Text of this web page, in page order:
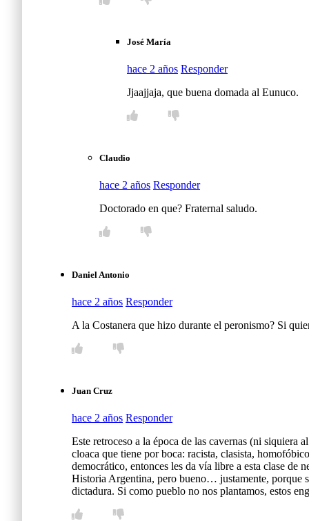
José María
hace 2 años Responder
Jjaajjaja, que buena domada al Eunuco.
Claudio
hace 2 años Responder
Doctorado en que? Fraternal saludo.
Daniel Antonio
hace 2 años Responder
A la Costanera que hizo durante el peronismo? Si
Juan Cruz
hace 2 años Responder
Este retroceso a la época de las cavernas (ni siquiera
cloaca que tiene por boca: racista, clasista,
democrático, entonces les da vía libre a esta clase de
Historia Argentina, pero bueno… justamente, porque
dictadura. Si como pueblo no nos plantamos, estos